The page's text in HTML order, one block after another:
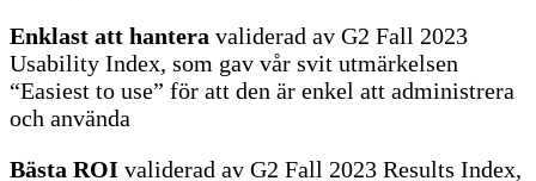
Enklast att hantera validerad av G2 Fall 2023
Usability Index, som gav vår svit utmärkelsen
“Easiest to use” för att den är enkel att administrera
och använda
Bästa ROI validerad av G2 Fall 2023 Results Index,